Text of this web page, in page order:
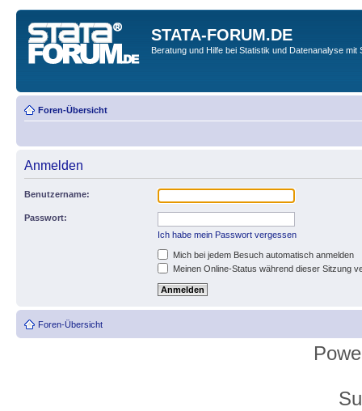
STATA-FORUM.DE
Beratung und Hilfe bei Statistik und Datenanalyse mit
Foren-Übersicht
Anmelden
Benutzername:
Passwort:
Ich habe mein Passwort vergessen
Mich bei jedem Besuch automatisch anmelden
Meinen Online-Status während dieser Sitzung
Foren-Übersicht